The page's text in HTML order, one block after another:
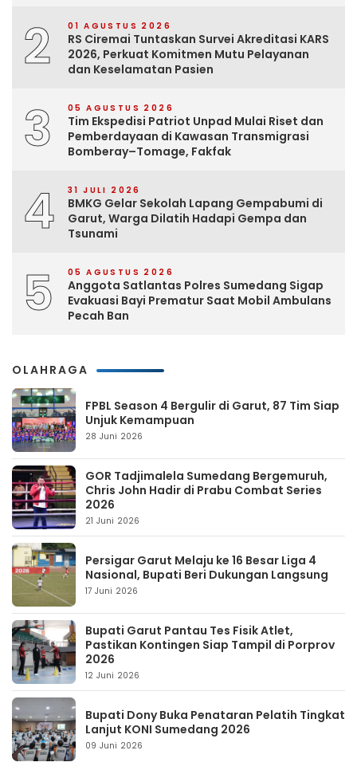
2 01 AGUSTUS 2026
RS Ciremai Tuntaskan Survei Akreditasi KARS
2026, Perkuat Komitmen Mutu Pelayanan
dan Keselamatan Pasien
3 05 AGUSTUS 2026
Tim Ekspedisi Patriot Unpad Mulai Riset dan
Pemberdayaan di Kawasan Transmigrasi
Bomberay–Tomage, Fakfak
4 31 JULI 2026
BMKG Gelar Sekolah Lapang Gempabumi di
Garut, Warga Dilatih Hadapi Gempa dan
Tsunami
5 05 AGUSTUS 2026
Anggota Satlantas Polres Sumedang Sigap
Evakuasi Bayi Prematur Saat Mobil Ambulans
Pecah Ban
OLAHRAGA
FPBL Season 4 Bergulir di Garut, 87 Tim Siap
Unjuk Kemampuan
28 Juni 2026
GOR Tadjimalela Sumedang Bergemuruh,
Chris John Hadir di Prabu Combat Series
2026
21 Juni 2026
Persigar Garut Melaju ke 16 Besar Liga 4
Nasional, Bupati Beri Dukungan Langsung
17 Juni 2026
Bupati Garut Pantau Tes Fisik Atlet,
Pastikan Kontingen Siap Tampil di Porprov
2026
12 Juni 2026
Bupati Dony Buka Penataran Pelatih Tingkat
Lanjut KONI Sumedang 2026
09 Juni 2026